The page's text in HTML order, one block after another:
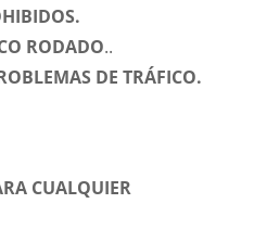
RODADO..
DE TRÁFICO.
CUALQUIER